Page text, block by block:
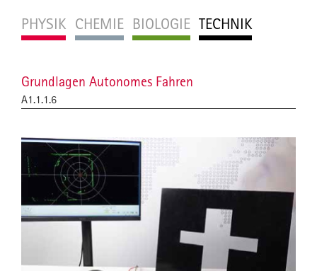
PHYSIK CHEMIE BIOLOGIE TECHNIK
Grundlagen Autonomes Fahren
A1.1.1.6